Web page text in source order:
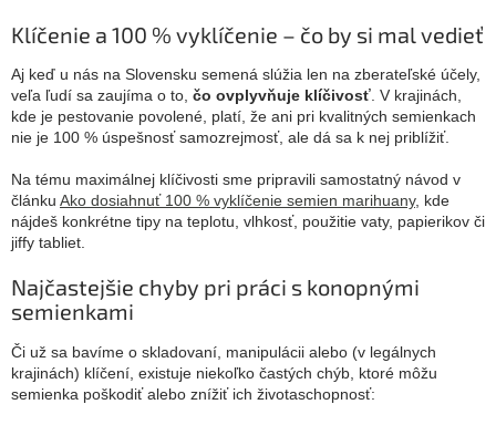
Klíčenie a 100 % vyklíčenie – čo by si mal vedieť
Aj keď u nás na Slovensku semená slúžia len na zberateľské účely,
veľa ľudí sa zaujíma o to, čo ovplyvňuje klíčivosť . V krajinách,
kde je pestovanie povolené, platí, že ani pri kvalitných semienkach
nie je 100 % úspešnosť samozrejmosť, ale dá sa k nej priblížiť.
Na tému maximálnej klíčivosti sme pripravili samostatný návod v
článku Ako dosiahnuť 100 % vyklíčenie semien marihuany, kde
nájdeš konkrétne tipy na teplotu, vlhkosť, použitie vaty, papierikov či
jiffy tabliet.
Najčastejšie chyby pri práci s konopnými
semienkami
Či už sa bavíme o skladovaní, manipulácii alebo (v legálnych
krajinách) klíčení, existuje niekoľko častých chýb, ktoré môžu
semienka poškodiť alebo znížiť ich životaschopnosť: